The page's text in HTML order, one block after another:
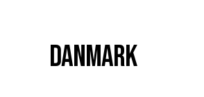
DANMARK